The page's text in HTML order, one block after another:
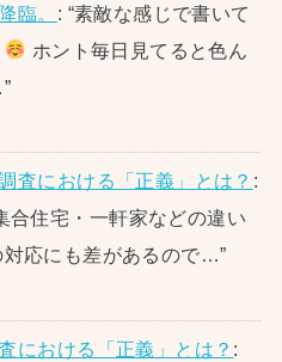
臨。 : “素敵な感じで書いて
ホント毎日見てると色ん
”
査における「正義」とは？ :
合住宅・一軒家などの違い
対応にも差があるので…”
における「正義」とは？ :